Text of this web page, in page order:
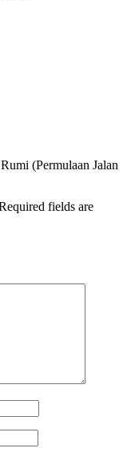
(Permulaan Jalan
fields are